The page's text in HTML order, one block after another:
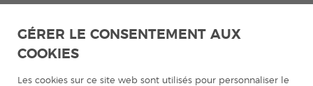
Programmes d'espagnol pour groupes
GÉRER LE CONSENTEMENT AUX
COOKIES
Les cookies sur ce site web sont utilisés pour personnaliser le